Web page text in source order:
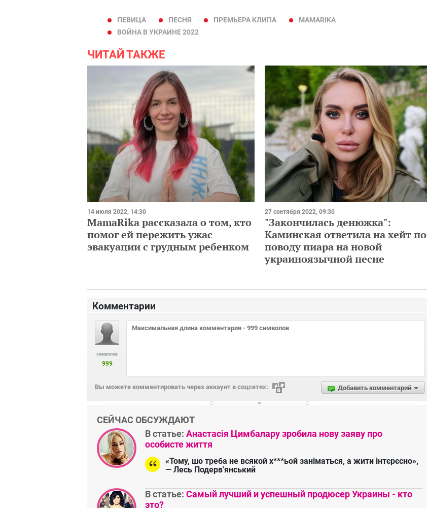
ПЕВИЦА ПЕСНЯ ПРЕМЬЕРА КЛИПА
MAMARIKA
ВОЙНА В УКРАИНЕ 2022
ЧИТАЙ ТАКЖЕ
14 июля 2022, 14:30
MamaRika рассказала о том, кто
помог ей пережить ужас
эвакуации с грудным ребенком
27 сентября 2022, 09:30
"Закончилась денюжка":
Каминская ответила на хейт по
поводу пиара на новой
украиноязычной песне
Комментарии
символов
999
Добавить комментарий
Вы можете комментировать через аккаунт в соцсетях:
СЕЙЧАС ОБСУЖДАЮТ
В статье: Анастасія Цимбалару зробила нову заяву про
особисте життя
«Тому, шо треба не всякой х***ьой заніматься, а жити інтєрєсно»,
— Лесь Подерв'янський
В статье: Самый лучший и успешный продюсер Украины - кто
это?